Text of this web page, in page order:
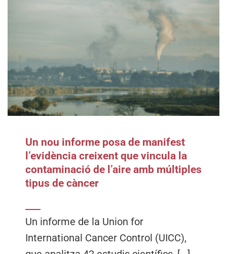
Un nou informe posa de manifest
l’evidència creixent que vincula la
contaminació de l’aire amb múltiples
tipus de càncer
Un informe de la Union for
International Cancer Control (UICC),